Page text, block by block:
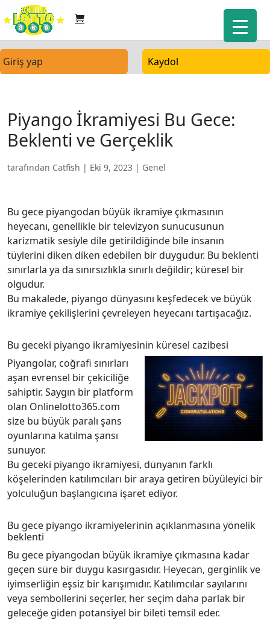
Giriş yap Kaydol
Piyango İkramiyesi Bu Gece:
Beklenti ve Gerçeklik
tarafından Catfish | Eki 9, 2023 | Genel
Bu gece piyangodan büyük ikramiye çıkmasının
heyecanı, genellikle bir televizyon sunucusunun
karizmatik sesiyle dile getirildiğinde bile insanın
tüylerini diken diken edebilen bir duygudur. Bu beklenti
sınırlarla ya da sınırsızlıkla sınırlı değildir; küresel bir
olgudur.
Bu makalede, piyango dünyasını keşfedecek ve büyük
ikramiye çekilişlerini çevreleyen heyecanı tartışacağız.
Bu geceki piyango ikramiyesinin küresel cazibesi
Piyangolar, coğrafi sınırları
aşan evrensel bir çekiciliğe
sahiptir. Saygın bir platform
olan Onlinelotto365.com
size bu büyük paralı şans
oyunlarına katılma şansı
sunuyor.
Bu geceki piyango ikramiyesi, dünyanın farklı
köşelerinden katılımcıları bir araya getiren büyüleyici bir
yolculuğun başlangıcına işaret ediyor.
Bu gece piyango ikramiyelerinin açıklanmasına yönelik
beklenti
Bu gece piyangodan büyük ikramiye çıkmasına kadar
geçen süre bir duygu kasırgasıdır. Heyecan, gerginlik ve
iyimserliğin eşsiz bir karışımıdır. Katılımcılar sayılarını
veya sembollerini seçerler, her seçim daha parlak bir
geleceğe giden potansiyel bir bileti temsil eder.